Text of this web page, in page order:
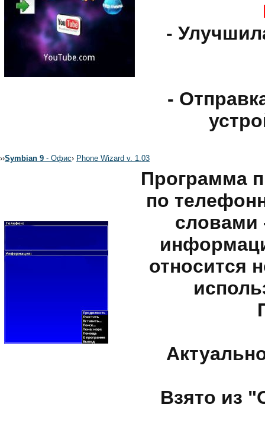
-
-
››Symbian 9 - Офис› Phone Wizard v. 1.03
Программа
по
словами
относится
Взято из